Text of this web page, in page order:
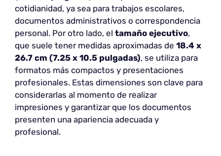
cotidianidad, ya sea para trabajos escolares,
documentos administrativos o correspondencia
personal. Por otro lado, el tamaño ejecutivo,
que suele tener medidas aproximadas de 18.4 x
26.7 cm (7.25 x 10.5 pulgadas), se utiliza para
formatos más compactos y presentaciones
profesionales. Estas dimensiones son clave para
considerarlas al momento de realizar
impresiones y garantizar que los documentos
presenten una apariencia adecuada y
profesional.